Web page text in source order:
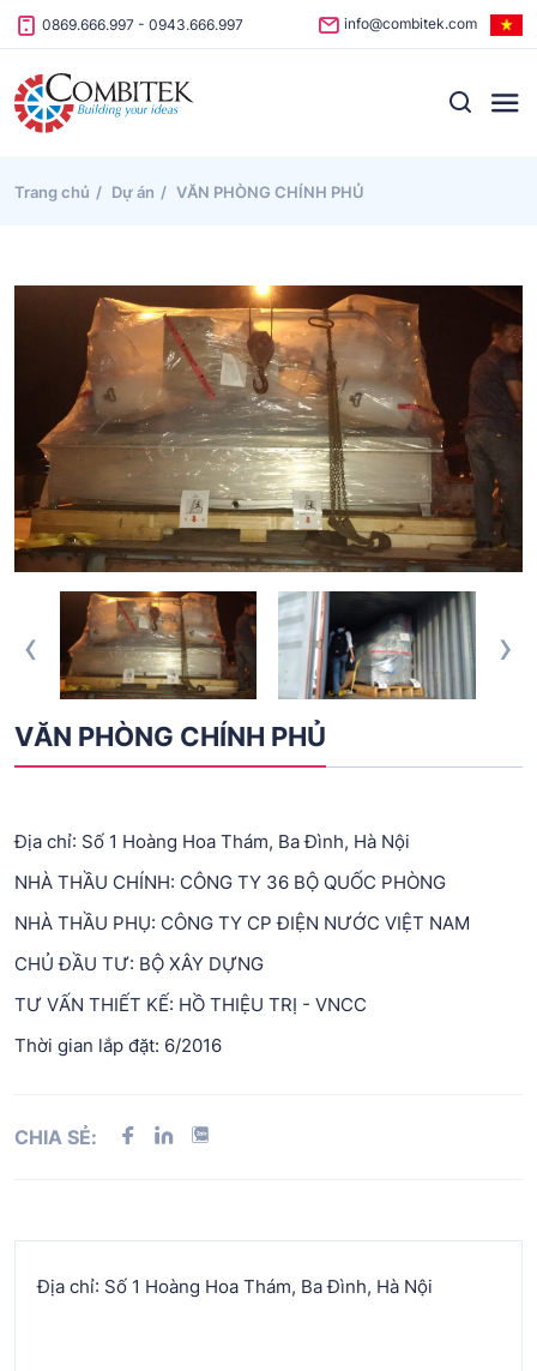
Skip to content
0869.666.997 - 0943.666.997 info@combitek.com
Trang chủ Dự án VĂN PHÒNG CHÍNH PHỦ
‹ ›
VĂN PHÒNG CHÍNH PHỦ
Địa chỉ: Số 1 Hoàng Hoa Thám, Ba Đình, Hà Nội
NHÀ THẦU CHÍNH: CÔNG TY 36 BỘ QUỐC PHÒNG
NHÀ THẦU PHỤ: CÔNG TY CP ĐIỆN NƯỚC VIỆT NAM
CHỦ ĐẦU TƯ: BỘ XÂY DỰNG
TƯ VẤN THIẾT KẾ: HỒ THIỆU TRỊ - VNCC
Thời gian lắp đặt: 6/2016
CHIA SẺ:
Địa chỉ: Số 1 Hoàng Hoa Thám, Ba Đình, Hà Nội